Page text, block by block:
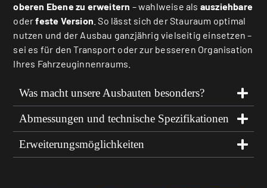
oberen Ebene zu erweitern – wahlweise als ausziehbare
oderfeste Version . So lässt sich der Stauraum optimal
nutzen und der Ausbau ganzjährig vielseitig einsetzen –
sei es für den Transport oder zur besseren Organisation
Ihres Fahrzeuginnenraums.
Was macht unsere Ausbauten besonders?
Abmessungen und technische Spezifikationen
Erweiterungsmöglichkeiten